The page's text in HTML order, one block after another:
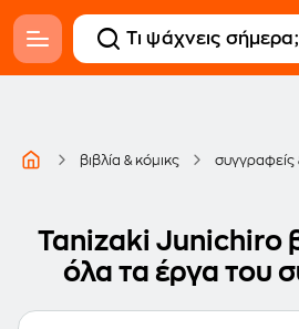
βιβλία & κόμικς συγγραφείς
Tanizaki Junichiro
όλα τα έργα του